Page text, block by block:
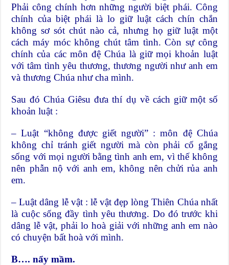
Phải công chính hơn những người biệt phái. Công
chính của biệt phái là lo giữ luật cách chín chắn
không sơ sót chút nào cả, nhưng họ giữ luật một
cách máy móc không chút tâm tình. Còn sự công
chính của các môn đệ Chúa là giữ mọi khoản luật
với tâm tình yêu thương, thương người như anh em
và thương Chúa như cha mình.
Sau đó Chúa Giêsu đưa thí dụ về cách giữ một số
khoản luật :
– Luật “không được giết người” : môn đệ Chúa
không chỉ tránh giết người mà còn phải cố gắng
sống với mọi người bằng tình anh em, vì thế không
nên phẫn nộ với anh em, không nên chửi rủa anh
em.
– Luật dâng lễ vật : lễ vật đẹp lòng Thiên Chúa nhất
là cuộc sống đầy tình yêu thương. Do đó trước khi
dâng lễ vật, phải lo hoà giải với những anh em nào
có chuyện bất hoà với mình.
B…. nẩy mầm.